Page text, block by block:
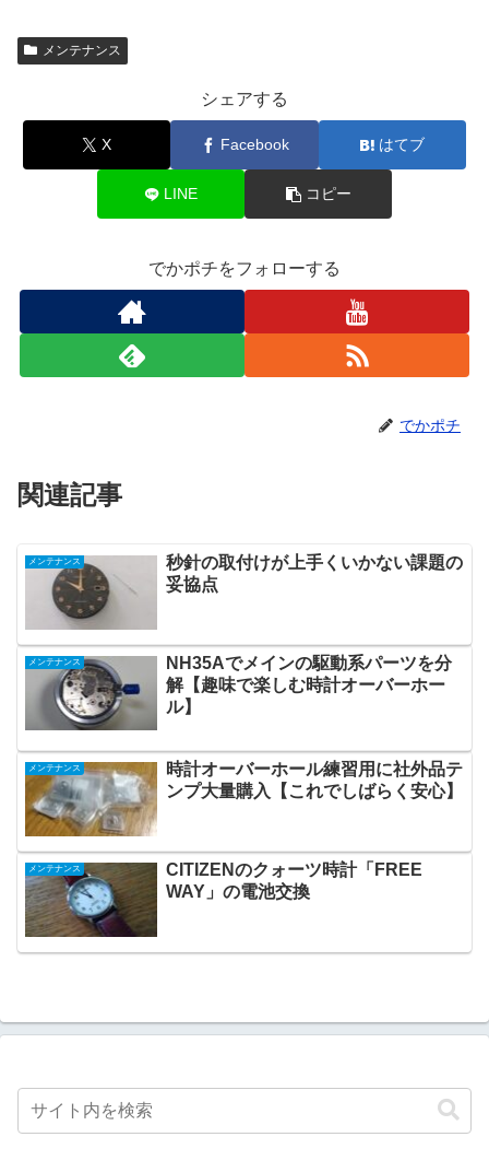
メンテナンス
シェアする
X Facebook はてブ
LINE コピー
でかポチをフォローする
でかポチ
関連記事
メンテナンス
秒針の取付けが上手くいかない課題の
妥協点
メンテナンス
NH35Aでメインの駆動系パーツを分
解【趣味で楽しむ時計オーバーホー
ル】
メンテナンス
時計オーバーホール練習用に社外品テ
ンプ大量購入【これでしばらく安心】
メンテナンス
CITIZENのクォーツ時計「FREE
WAY」の電池交換